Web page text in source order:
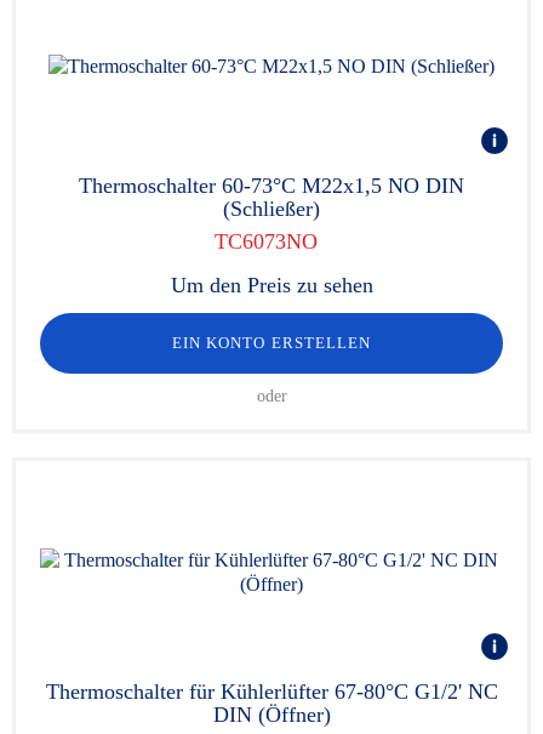
Thermoschalter 60-73°C M22x1,5 NO DIN
(Schließer)
TC6073NO
Um den Preis zu sehen
EIN KONTO ERSTELLEN
oder
Thermoschalter für Kühlerlüfter 67-80°C G1/2' NC
DIN (Öffner)